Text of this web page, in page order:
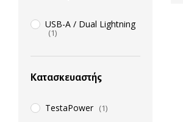
USB-A / Dual Lightning
(1)
Κατασκευαστής
TestaPower (1)